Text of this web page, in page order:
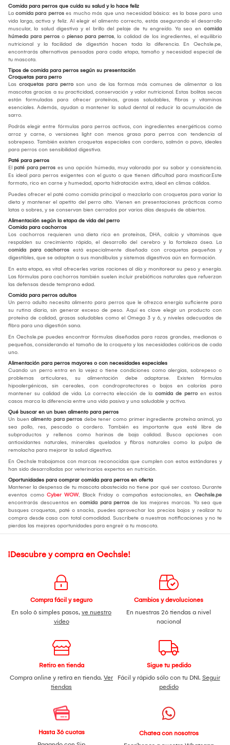
Comida para perros que cuida su salud y lo hace feliz
La comida para perros es mucho más que una necesidad básica: es la base para una
vida larga, activa y feliz. Al elegir el alimento correcto, estás asegurando el desarrollo
muscular, la salud digestiva y el brillo del pelaje de tu engreído. Ya sea en comida
húmeda para perros o pienso para perros, la calidad de los ingredientes, el equilibrio
nutricional y la facilidad de digestión hacen toda la diferencia. En Oechsle.pe,
encontrarás alternativas pensadas para cada etapa, tamaño y necesidad especial de
tu mascota.
Tipos de comida para perros según su presentación
Croquetas para perro
Las croquetas para perro son una de las formas más comunes de alimentar a las
mascotas gracias a su practicidad, conservación y valor nutricional. Estas bolitas secas
están formuladas para ofrecer proteínas, grasas saludables, fibras y vitaminas
esenciales. Además, ayudan a mantener la salud dental al reducir la acumulación de
sarro.
Podrás elegir entre fórmulas para perros activos, con ingredientes energéticos como
arroz y carne, o versiones light con menos grasa para perros con tendencia al
sobrepeso. También existen croquetas especiales con cordero, salmón o pavo, ideales
para perros con sensibilidad digestiva.
Paté para perros
El paté para perros es una opción húmeda, muy valorada por su sabor y consistencia.
Es ideal para perros exigentes con el gusto o que tienen dificultad para masticar.Este
formato, rico en carne y humedad, aporta hidratación extra, ideal en climas cálidos.
Puedes ofrecer el paté como comida principal o mezclarlo con croquetas para variar la
dieta y mantener el apetito del perro alto. Vienen en presentaciones prácticas como
latas o sobres, y se conservan bien cerrados por varios días después de abiertos.
Alimentación según la etapa de vida del perro
Comida para cachorros
Los cachorros requieren una dieta rica en proteínas, DHA, calcio y vitaminas que
respalden su crecimiento rápido, el desarrollo del cerebro y la fortaleza ósea. La
comida para cachorros está especialmente diseñada con croquetas pequeñas y
digestibles, que se adaptan a sus mandíbulas y sistemas digestivos aún en formación.
En esta etapa, es vital ofrecerles varias raciones al día y monitorear su peso y energía.
Las fórmulas para cachorros también suelen incluir prebióticos naturales que refuerzan
las defensas desde temprana edad.
Comida para perros adultos
Un perro adulto necesita alimento para perros que le ofrezca energía suficiente para
su rutina diaria, sin generar exceso de peso. Aquí es clave elegir un producto con
proteína de calidad, grasas saludables como el Omega 3 y 6, y niveles adecuados de
fibra para una digestión sana.
En Oechsle.pe puedes encontrar fórmulas diseñadas para razas grandes, medianas o
pequeñas, considerando el tamaño de la croqueta y las necesidades calóricas de cada
uno.
Alimentación para perros mayores o con necesidades especiales
Cuando un perro entra en la vejez o tiene condiciones como alergias, sobrepeso o
problemas articulares, su alimentación debe adaptarse. Existen fórmulas
hipoalergénicas, sin cereales, con condroprotectores o bajos en calorías para
mantener su calidad de vida. La correcta elección de la comida de perro en estos
casos marca la diferencia entre una vida pasiva y una saludable y activa.
Qué buscar en un buen alimento para perros
Un buen alimento para perros debe tener como primer ingrediente proteína animal, ya
sea pollo, res, pescado o cordero. También es importante que esté libre de
subproductos y rellenos como harinas de baja calidad. Busca opciones con
antioxidantes naturales, minerales quelados y fibras naturales como la pulpa de
remolacha para mejorar la salud digestiva.
En Oechsle trabajamos con marcas reconocidas que cumplen con estos estándares y
han sido desarrolladas por veterinarios expertos en nutrición.
Oportunidades para comprar comida para perros en oferta
Mantener la despensa de tu mascota abastecida no tiene por qué ser costoso. Durante
eventos como Cyber WOW, Black Friday o campañas estacionales, en Oechsle.pe
encontrarás descuentos en comida para perros de las mejores marcas. Ya sea que
busques croquetas, paté o snacks, puedes aprovechar los precios bajos y realizar tu
compra desde casa con total comodidad. Suscríbete a nuestras notificaciones y no te
pierdas las mejores oportunidades para engreír a tu mascota.
¡Descubre y compra en Oechsle!
Compra fácil y seguro
En solo 6 simples pasos, ve nuestro
video
Cambios y devoluciones
En nuestras 26 tiendas a nivel
nacional
Retiro en tienda
Compra online y retira en tienda. Ver
tiendas
Sigue tu pedido
Fácil y rápido sólo con tu DNI. Seguir
pedido
Hasta 36 cuotas
Chatea con nosotros